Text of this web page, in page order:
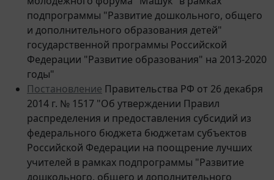
подпрограммы "Развитие дошкольного, общего
и дополнительного образования детей"
государственной программы Российской
Федерации "Развитие образования" на 2013-2020
годы"
Постановление
2014 г. № 1517 "Об утверждении Правил
распределения и предоставления субсидий из
федерального бюджета бюджетам субъектов
Российской Федерации на поощрение лучших
учителей в рамках подпрограммы "Развитие
дошкольного, общего и дополнительного